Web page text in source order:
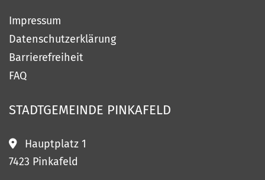
Impressum
Datenschutzerklärung
Barrierefreiheit
FAQ
STADTGEMEINDE PINKAFELD
Hauptplatz 1
7423 Pinkafeld